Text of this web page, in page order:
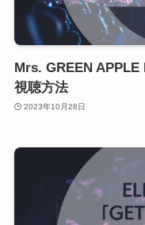
Mrs. GREEN
視聴方法
2023年10月28日